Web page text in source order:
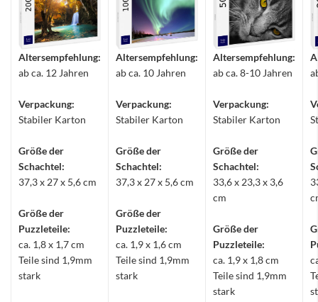
Altersempfehlung:
ab ca. 12 Jahren
Verpackung:
Stabiler Karton
Größe der
Schachtel:
37,3 x 27 x 5,6 cm
Größe der
Puzzleteile:
ca. 1,8 x 1,7 cm
Teile sind 1,9mm
stark
Altersempfehlung:
ab ca. 10 Jahren
Verpackung:
Stabiler Karton
Größe der
Schachtel:
37,3 x 27 x 5,6 cm
Größe der
Puzzleteile:
ca. 1,9 x 1,6 cm
Teile sind 1,9mm
stark
Altersempfehlung:
ab ca. 8-10 Jahren
Verpackung:
Stabiler Karton
Größe der
Schachtel:
33,6 x 23,3 x 3,6
cm
Größe der
Puzzleteile:
ca. 1,9 x 1,8 cm
Teile sind 1,9mm
stark